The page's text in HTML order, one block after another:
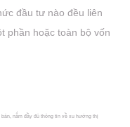
đầu tư nào đều liên
phần hoặc toàn bộ vốn
nắm đầy đủ thông tin về xu hướng thị